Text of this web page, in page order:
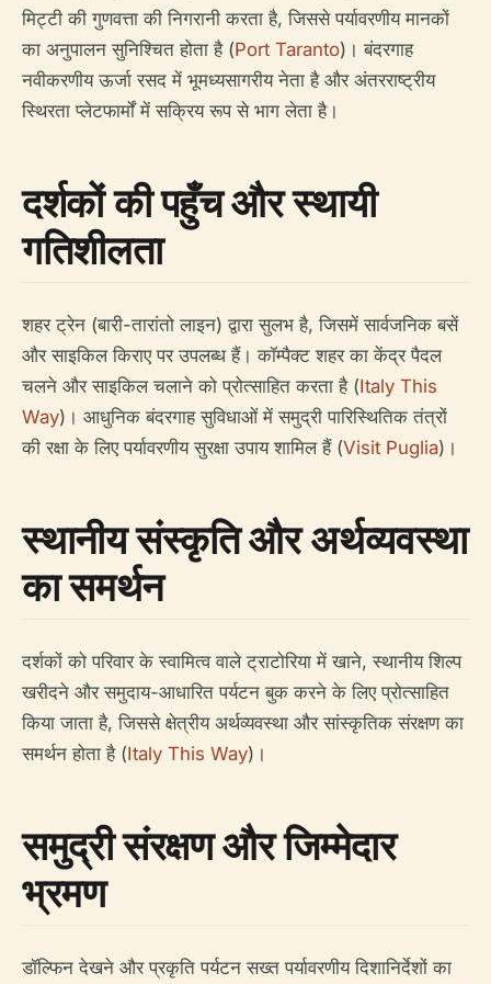
मिट्टी की गुणवत्ता की निगरानी करता है, जिससे पर्यावरणीय मानकों
का अनुपालन सुनिश्चित होता है (Port Taranto)। बंदरगाह
नवीकरणीय ऊर्जा रसद में भूमध्यसागरीय नेता है और अंतरराष्ट्रीय
स्थिरता प्लेटफार्मों में सक्रिय रूप से भाग लेता है।
दर्शकों की पहुँच और स्थायी
गतिशीलता
शहर ट्रेन (बारी-तारांतो लाइन) द्वारा सुलभ है, जिसमें सार्वजनिक बसें
और साइकिल किराए पर उपलब्ध हैं। कॉम्पैक्ट शहर का केंद्र पैदल
चलने और साइकिल चलाने को प्रोत्साहित करता है (Italy This
Way)। आधुनिक बंदरगाह सुविधाओं में समुद्री पारिस्थितिक तंत्रों
की रक्षा के लिए पर्यावरणीय सुरक्षा उपाय शामिल हैं (Visit Puglia)।
स्थानीय संस्कृति और अर्थव्यवस्था
का समर्थन
दर्शकों को परिवार के स्वामित्व वाले ट्राटोरिया में खाने, स्थानीय शिल्प
खरीदने और समुदाय-आधारित पर्यटन बुक करने के लिए प्रोत्साहित
किया जाता है, जिससे क्षेत्रीय अर्थव्यवस्था और सांस्कृतिक संरक्षण का
समर्थन होता है (Italy This Way)।
समुद्री संरक्षण और जिम्मेदार
भ्रमण
डॉल्फिन देखने और प्रकृति पर्यटन सख्त पर्यावरणीय दिशानिर्देशों का